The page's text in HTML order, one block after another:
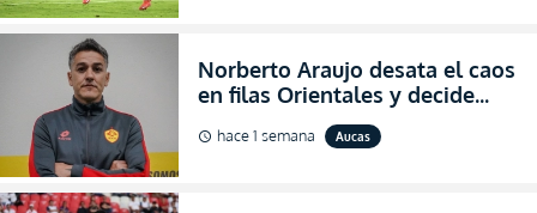
Norberto Araujo desata el caos
en filas Orientales y decide
abandonar la dirección técnica
de Aucas
schedule hace 1 semana Aucas